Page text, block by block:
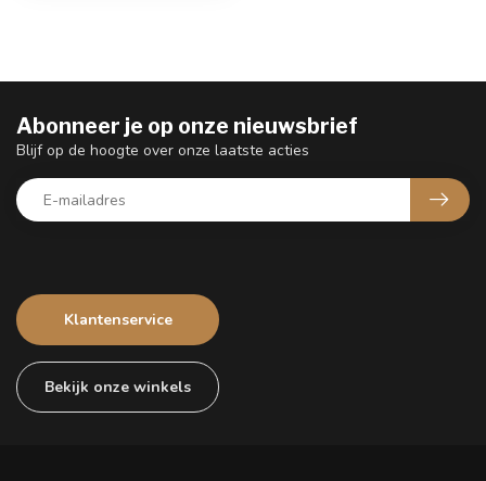
Klantenservice
Bekijk onze winkels
Abonneer je op onze nieuwsbrief
Blijf op de hoogte over onze laatste acties